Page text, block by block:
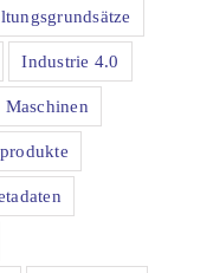
Industrie 4.0
Maschinen